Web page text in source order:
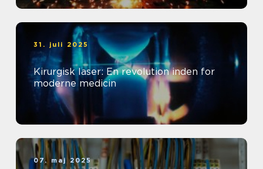
31. juli 2025
Kirurgisk laser: En revolution inden for
moderne medicin
07. maj 2025